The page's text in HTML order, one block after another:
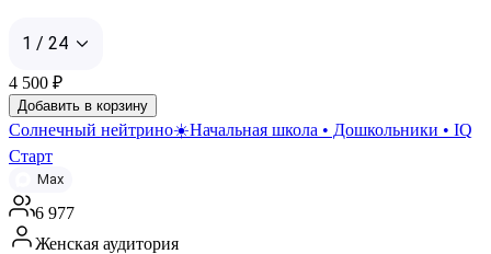
1 / 24
4 500 ₽
Добавить в корзину
Солнечный нейтрино☀️Начальная школа • Дошкольники • IQ
Старт
Max
6 977
Женская аудитория